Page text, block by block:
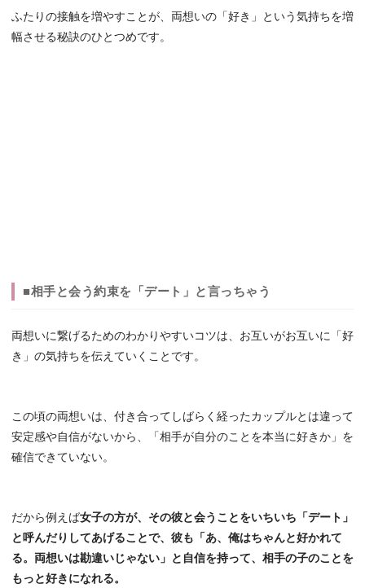
ふたりの接触を増やすことが、両想いの「好き」という気持ちを増
幅させる秘訣のひとつめです。
■相手と会う約束を「デート」と言っちゃう
両想いに繋げるためのわかりやすいコツは、お互いがお互いに「好
き」の気持ちを伝えていくことです。
この頃の両想いは、付き合ってしばらく経ったカップルとは違って
安定感や自信がないから、「相手が自分のことを本当に好きか」を
確信できていない。
だから例えば女子の方が、その彼と会うことをいちいち「デート」
と呼んだりしてあげることで、彼も「あ、俺はちゃんと好かれて
る。両想いは勘違いじゃない」と自信を持って、相手の子のことを
もっと好きになれる。